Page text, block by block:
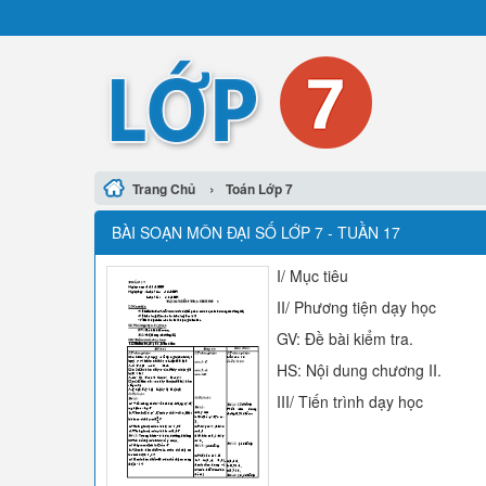
Trang Chủ › Toán Lớp 7
BÀI SOẠN MÔN ĐẠI SỐ LỚP 7 - TUẦN 17
I/ Mục tiêu
II/ Phương tiện dạy học
GV: Đề bài kiểm tra.
HS: Nội dung chương II.
III/ Tiến trình dạy học